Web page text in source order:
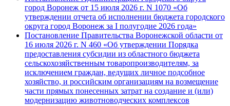
город Воронеж от 15 июля 2026 г. N 1070 «Об
утверждении отчета об исполнении бюджета городского
округа город Воронеж за I полугодие 2026 года»
Постановление Правительства Воронежской области от
16 июля 2026 г. N 460 «Об утверждении Порядка
предоставления субсидии из областного бюджета
сельскохозяйственным товаропроизводителям, за
исключением граждан, ведущих личное подсобное
хозяйство, и российским организациям на возмещение
части прямых понесенных затрат на создание и (или)
модернизацию животноводческих комплексов